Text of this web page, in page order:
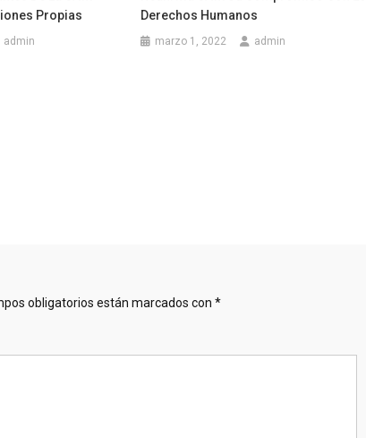
Propias
admin
Derechos Humanos
marzo 1, 2022 admin
obligatorios están marcados con *